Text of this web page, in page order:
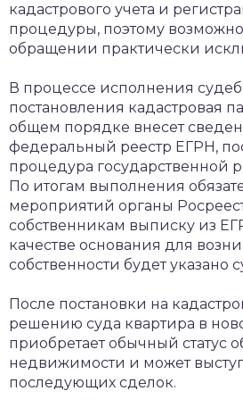
кадастрового учета и
процедуры, поэтому
обращении практически
В процессе исполнения
постановления кадастровая
общем порядке внесет
федеральный реестр ЕГРН,
процедура государственной
По итогам выполнения
мероприятий органы
собственникам выписку из
качестве основания для
собственности будет указано
После постановки на
решению суда квартира в
приобретает обычный статус
недвижимости и может
последующих сделок.